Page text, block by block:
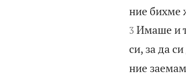
ние бихме
3 Имаше и
си, за да
ние